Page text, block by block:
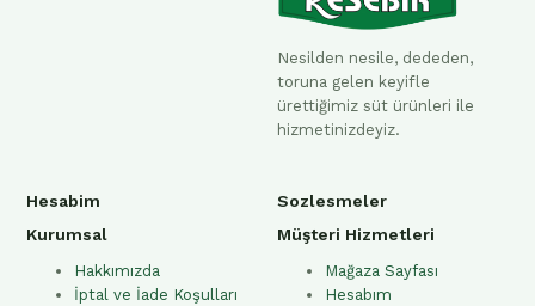
Nesilden nesile, dededen,
toruna gelen keyifle
ürettiğimiz süt ürünleri ile
hizmetinizdeyiz.
Hesabim
Kurumsal
Hakkımızda
İptal ve İade Koşulları
Sozlesmeler
Müşteri Hizmetleri
Mağaza Sayfası
Hesabım